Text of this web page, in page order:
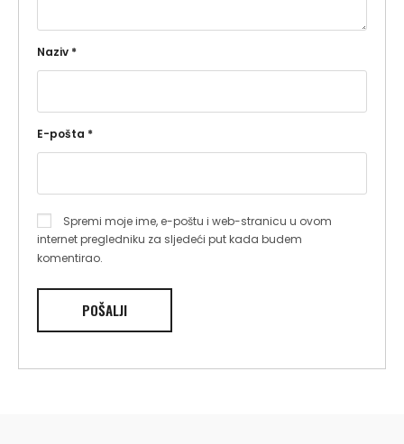
Naziv *
E-pošta *
Spremi moje ime, e-poštu i web-stranicu u ovom
internet pregledniku za sljedeći put kada budem
komentirao.